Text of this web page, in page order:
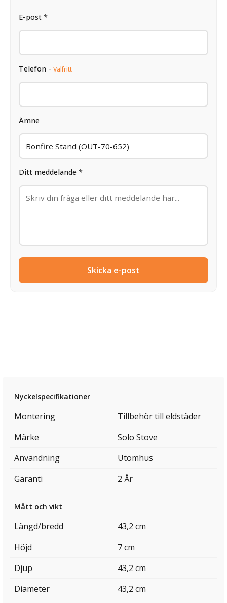
E-post *
Telefon - Valfritt
Ämne
Ditt meddelande *
Skicka e-post
Nyckelspecifikationer
Montering
Tillbehör till eldstäder
Märke
Solo Stove
Användning
Utomhus
Garanti
2 År
Mått och vikt
Längd/bredd
43,2 cm
Höjd
7 cm
Djup
43,2 cm
Diameter
43,2 cm